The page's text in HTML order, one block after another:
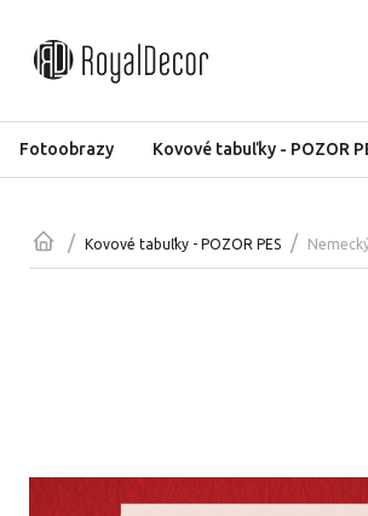
Fotoobrazy Kovové tabuľky - POZOR
/ Kovové tabuľky - POZOR PES /